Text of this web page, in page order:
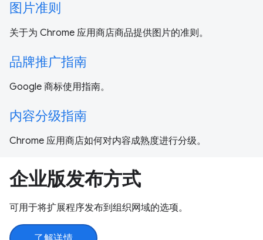
图片准则
关于为 Chrome 应用商店商品提供图片的准则。
品牌推广指南
Google 商标使用指南。
内容分级指南
Chrome 应用商店如何对内容成熟度进行分级。
企业版发布方式
可用于将扩展程序发布到组织网域的选项。